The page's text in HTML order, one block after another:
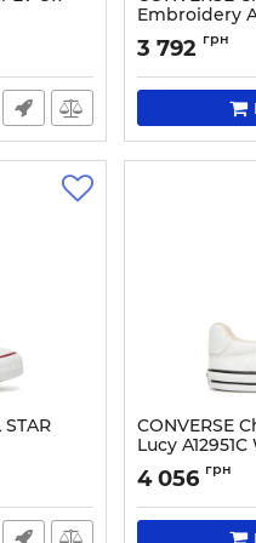
Embroidery
Артикул:
3 792 грн
STAR
CONVERSE
Lucy
Артикул:
4 056 грн